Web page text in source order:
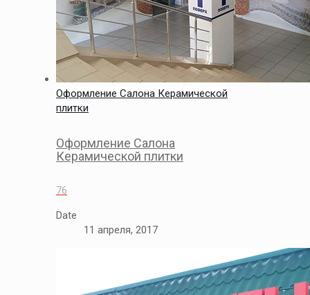
Оформление Салона Керамической
плитки
Оформление Салона
Керамической плитки
76
Date
11 апреля, 2017